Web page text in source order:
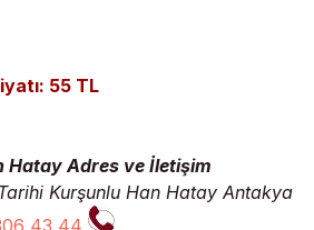
55 TL
Hatay Adres ve İletişim
Kurşunlu Han Hatay Antakya
43 44